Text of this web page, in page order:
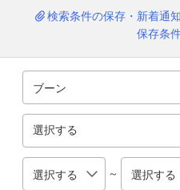
検索条件の保存・新着通
保存条
選択する
～